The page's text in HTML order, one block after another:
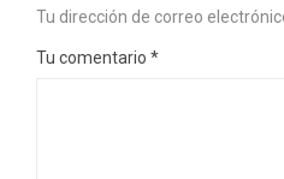
Tu dirección de correo
Tu comentario *